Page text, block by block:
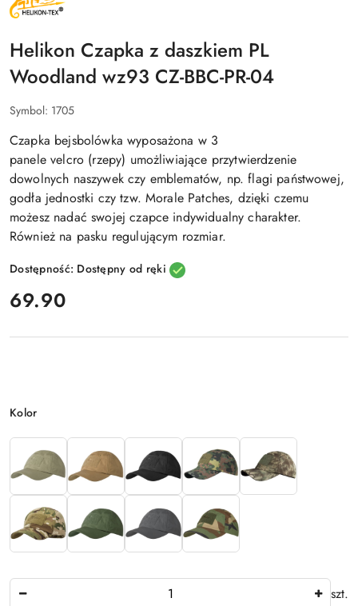
HELIKON
Helikon Czapka z daszkiem PL
Woodland wz93 CZ-BBC-PR-04
Symbol: 1705
Czapka bejsbolówka wyposażona w 3
panele velcro (rzepy) umożliwiające przytwierdzenie
dowolnych naszywek czy emblematów, np. flagi państwowej,
godła jednostki czy tzw. Morale Patches, dzięki czemu
możesz nadać swojej czapce indywidualny charakter.
Również na pasku regulującym rozmiar.
Dostępność: Dostępny od ręki
cena:
69.90
Wariant
Kolor
szt.